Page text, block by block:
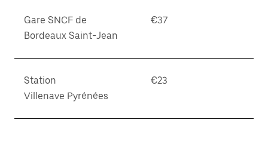
Gare SNCF de
Bordeaux Saint-Jean
€37
Station
Villenave Pyrénées
€23